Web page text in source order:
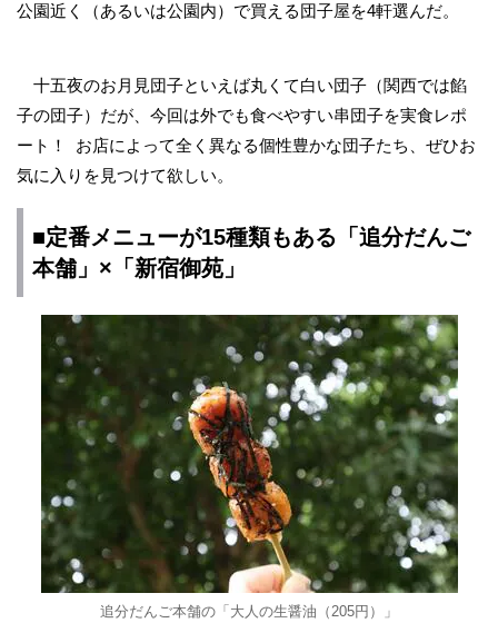
公園近く（あるいは公園内）で買える団子屋を4軒選んだ。
十五夜のお月見団子といえば丸くて白い団子（関西では餡
子の団子）だが、今回は外でも食べやすい串団子を実食レポ
ート！ お店によって全く異なる個性豊かな団子たち、ぜひお
気に入りを見つけて欲しい。
■定番メニューが15種類もある「追分だんご
本舗」×「新宿御苑」
追分だんご本舗の「大人の生醤油（205円）」